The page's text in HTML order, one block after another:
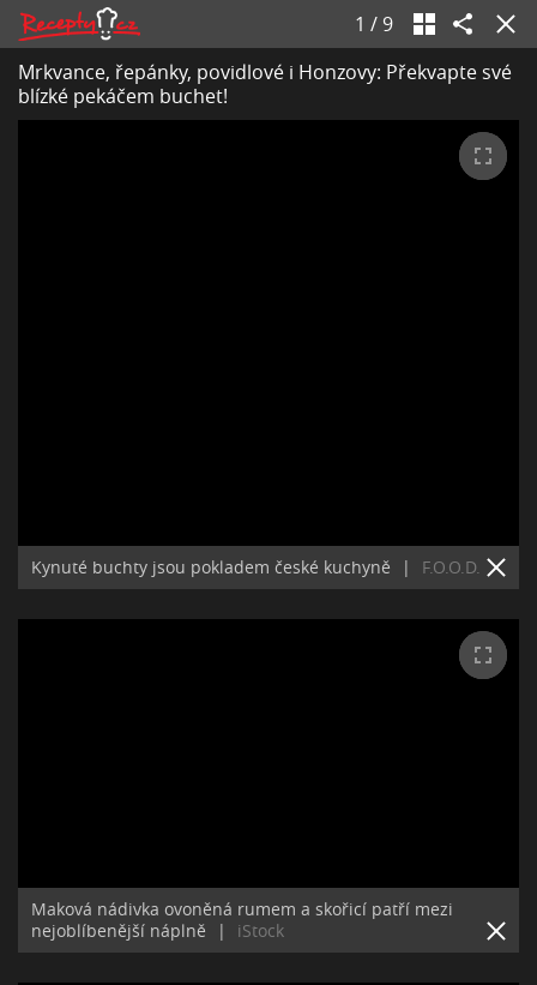
1 / 9
Mrkvance, řepánky, povidlové i Honzovy: Překvapte své
blízké pekáčem buchet!
Kynuté buchty jsou pokladem české kuchyně | F.O.O.D.
Maková nádivka ovoněná rumem a skořicí patří mezi
nejoblíbenější náplně
| iStock